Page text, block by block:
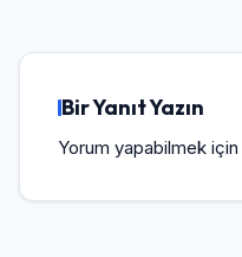
Bir Yanıt Yazın
Yorum yapabilmek için